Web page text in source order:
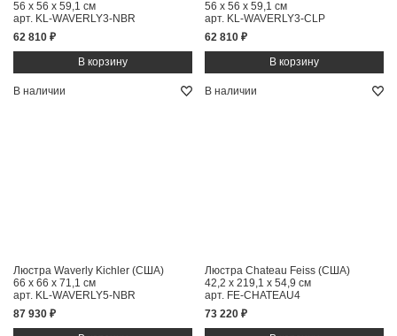
56 x 56 x 59,1 см
арт. KL-WAVERLY3-NBR
62 810 ₽
56 x 56 x 59,1 см
арт. KL-WAVERLY3-CLP
62 810 ₽
В наличии
Люстра Waverly Kichler (США)
66 x 66 x 71,1 см
арт. KL-WAVERLY5-NBR
87 930 ₽
В наличии
Люстра Chateau Feiss (США)
42,2 x 219,1 x 54,9 см
арт. FE-CHATEAU4
73 220 ₽